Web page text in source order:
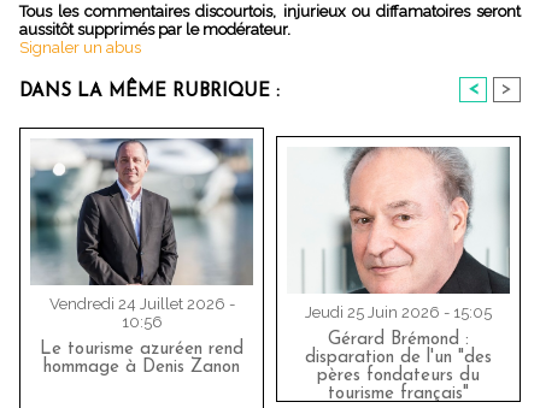
Tous les commentaires discourtois, injurieux ou diffamatoires seront
aussitôt supprimés par le modérateur.
Signaler un abus
DANS LA MÊME RUBRIQUE : < >
Vendredi 24 Juillet 2026 -
10:56
Le tourisme azuréen rend
hommage à Denis Zanon
Jeudi 25 Juin 2026 - 15:05
Gérard Brémond :
disparation de l'un "des
pères fondateurs du
tourisme français"